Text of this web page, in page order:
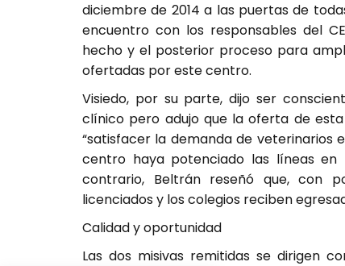
diciembre de 2014 a las puertas de
encuentro con los responsables del
hecho y el posterior proceso para
ofertadas por este centro.
Visiedo, por su parte, dijo ser
clínico pero adujo que la oferta de
“satisfacer la demanda de veterinarios
centro haya potenciado las líneas
contrario, Beltrán reseñó que, con
licenciados y los colegios reciben
Calidad y oportunidad
Las dos misivas remitidas se dirigen